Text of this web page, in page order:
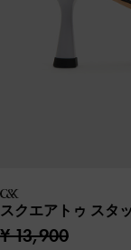
スクエアトゥ スタ
¥ 13,900